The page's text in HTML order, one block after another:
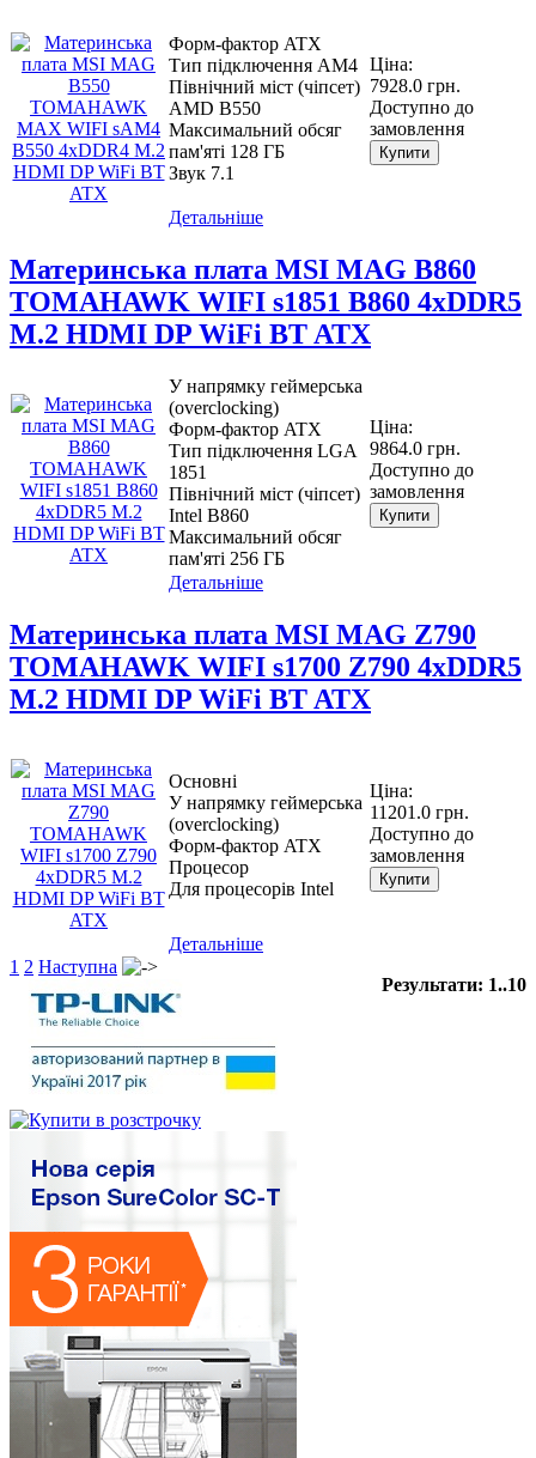
Форм-фактор ATX
Тип підключення AM4
Північний міст (чіпсет)
AMD B550
Максимальний обсяг
пам'яті 128 ГБ
Звук 7.1
Ціна:
7928.0 грн.
Доступно до
замовлення
Купити
Детальніше
Материнcька плата MSI MAG B860
TOMAHAWK WIFI s1851 B860 4xDDR5
M.2 HDMI DP WiFi BT ATX
У напрямку геймерська
(overclocking)
Форм-фактор ATX
Тип підключення LGA
1851
Північний міст (чіпсет)
Intel B860
Максимальний обсяг
пам'яті 256 ГБ
Ціна:
9864.0 грн.
Доступно до
замовлення
Купити
Детальніше
Материнcька плата MSI MAG Z790
TOMAHAWK WIFI s1700 Z790 4xDDR5
M.2 HDMI DP WiFi BT ATX
Основні
У напрямку геймерська
(overclocking)
Форм-фактор ATX
Процесор
Для процесорів Intel
Ціна:
11201.0 грн.
Доступно до
замовлення
Купити
Детальніше
1 2 Наступна
Результати: 1..10